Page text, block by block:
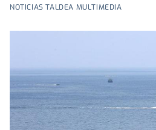
NOTICIAS TALDEA MULTIMEDIA